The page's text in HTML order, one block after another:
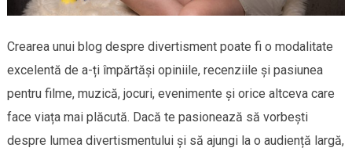
Crearea unui blog despre divertisment poate fi o modalitate
excelentă de a-ți împărtăși opiniile, recenziile și pasiunea
pentru filme, muzică, jocuri, evenimente și orice altceva care
face viața mai plăcută. Dacă te pasionează să vorbești
despre lumea divertismentului și să ajungi la o audiență largă,